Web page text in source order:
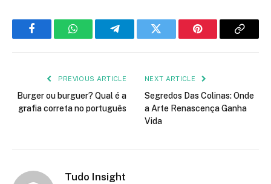
FacebookWhatsAppTelegramTwitter Pinterest Copy
PREVIOUS ARTICLE
Burger ou burguer? Qual é a
grafia correta no português
NEXT ARTICLE
Segredos Das Colinas: Onde
a Arte Renascença Ganha
Vida
Tudo Insight